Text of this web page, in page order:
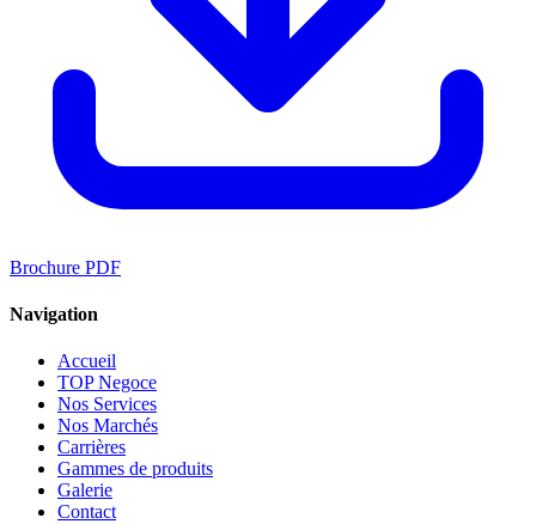
Brochure PDF
Navigation
Accueil
TOP Negoce
Nos Services
Nos Marchés
Carrières
Gammes de produits
Galerie
Contact